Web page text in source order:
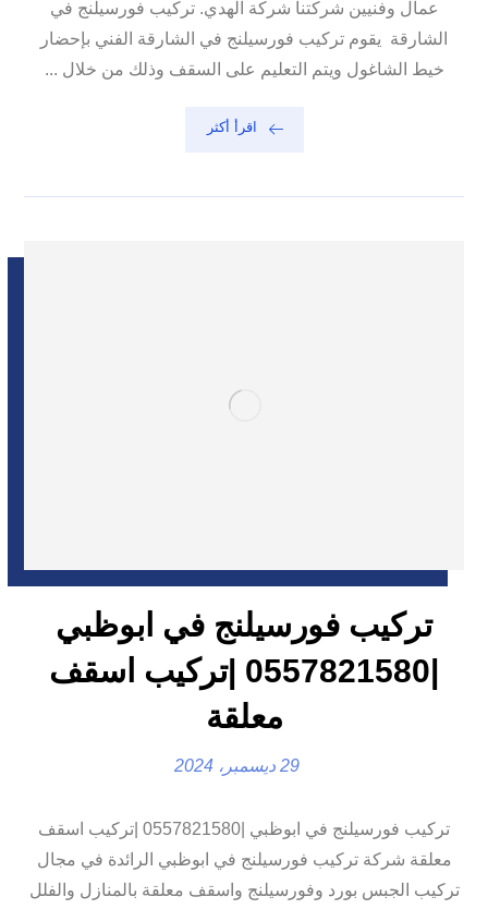
عمال وفنيين شركتنا شركة الهدي. تركيب فورسيلنج في
الشارقة يقوم تركيب فورسيلنج في الشارقة الفني بإحضار
خيط الشاغول ويتم التعليم على السقف وذلك من خلال ...
اقرأ أكثر
تركيب فورسيلنج في ابوظبي
|0557821580 |تركيب اسقف
معلقة
29 ديسمبر، 2024
تركيب فورسيلنج في ابوظبي |0557821580 |تركيب اسقف
معلقة شركة تركيب فورسيلنج في ابوظبي الرائدة في مجال
تركيب الجبس بورد وفورسيلنج واسقف معلقة بالمنازل والفلل